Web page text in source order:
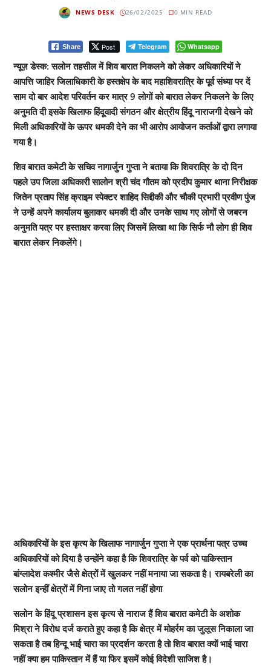
NEWS DESK 26/02/2025 0 MIN READ
Share Post Telegram Whatsapp
न्यूज़ डेस्क: सलोन तहसील में शिव बारात निकलने को लेकर अधिकारियों ने
आपत्ति जाहिर जिलाधिकारी के हस्तक्षेप के बाद महाशिवरात्रि के पूर्व संध्या पर दें
साम दो बार आदेश परिवर्तन कर मात्र 9 लोगों को बारात लेकर निकलने के लिए
अनुमति दी इसके खिलाफ हिंदूवादी संगठन और क्षेत्रीय हिंदू नाराजगी देखने को
मिली अधिकारियों के ऊपर धमकी देने का भी आरोप आयोजन कर्ताओं द्वारा लगाया
गया है।
शिव बारात कमेटी के सचिव नागार्जुन गुप्ता ने बताया कि शिवरात्रि के दो दिन
पहले उप जिला अधिकारी सालोन श्री चंद गौतम को प्रदीप कुमार थाना निरीक्षक
जितेन प्रताप सिंह क्राइम स्पेक्टर शाहिद सिद्दीकी और चौकी प्रभारी प्रवीण पुंज
ने उन्हें अपने कार्यालय बुलाकर धमकी दी और उनके साथ गए लोगों से जबरन
अनुमति पत्र पर हस्ताक्षर करवा लिए जिसमें लिखा था कि सिर्फ नौ लोग ही शिव
बारात लेकर निकलेंगे।
अधिकारियों के इस कृत्य के खिलाफ नागार्जुन गुप्ता ने एक प्रार्थना पत्र उच्च
अधिकारियों को दिया है उन्होंने कहा है कि शिवरात्रि के पर्व को पाकिस्तान
बांग्लादेश कश्मीर जैसे क्षेत्रों में खुलकर नहीं मनाया जा सकता है। रायबरेली का
सलोन इन्हीं क्षेत्रों में गिना जाए तो गलत नहीं होगा
सलोन के हिंदू प्रशासन इस कृत्य से नाराज हैं शिव बारात कमेटी के अशोक
मिश्रा ने विरोध दर्ज कराते हुए कहा है कि क्षेत्र में मोहर्रम का जुलूस निकाला जा
सकता है तब हिन्दू भाई चारा का प्रदर्शन करता है तो शिव बारात क्यों भाई चारा
नहीं क्या हम पाकिस्तान में हैं या फिर इसमें कोई विदेशी साजिश है।